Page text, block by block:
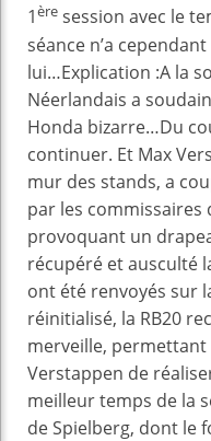
1ère session avec le
séance n’a
lui…Explication :A la
Néerlandais a
Honda bizarre…Du
continuer. Et Max
mur des stands, a
par les commissaires
provoquant un
récupéré et ausculté
ont été renvoyés sur
réinitialisé, la RB20
merveille, permettant
Verstappen de
meilleur temps de la
de Spielberg, dont le